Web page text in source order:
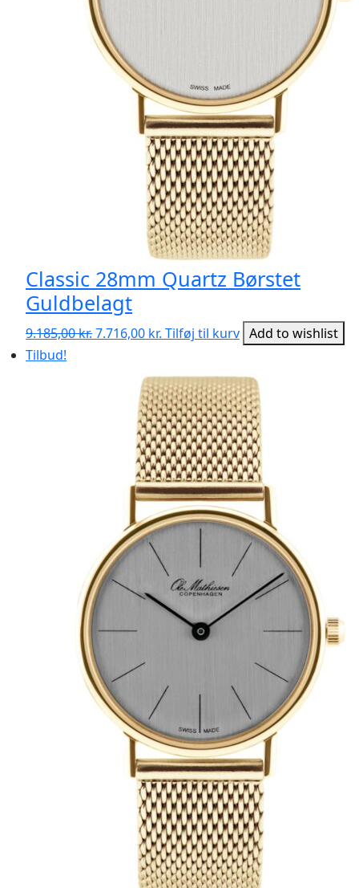
Classic 28mm Quartz Børstet
Guldbelagt
9.185,00kr.Den
9.185,00 kr..
7.716,00 kr. Den
er:
7.716,00 kr..
Tilføj til kurv Add to wishlist
Tilbud!